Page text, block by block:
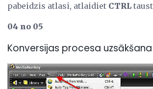
pabeidzis atlasi, atlaidiet CTRL
04 no 05
Konversijas procesa uzsākšana